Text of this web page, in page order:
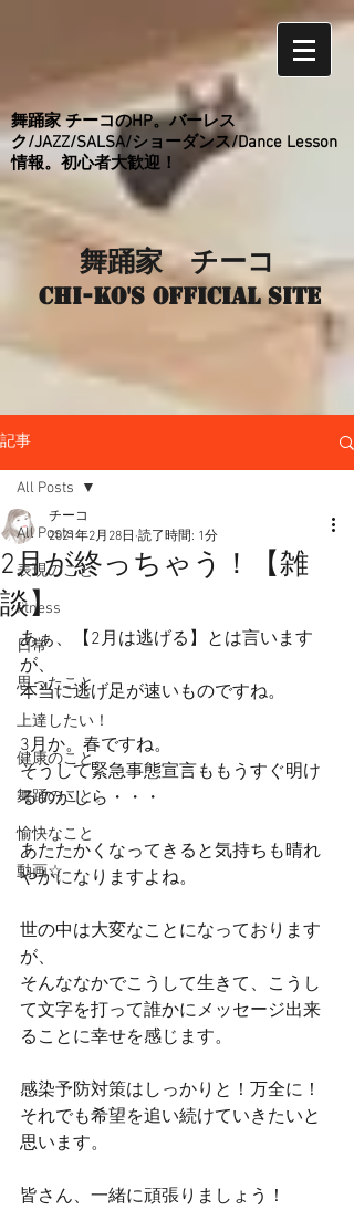
舞踊家 チーコのHP。バーレス
ク/JAZZ/SALSA/ショーダンス/Dance Lesson
情報。初心者大歓迎！
舞踊家 チーコ
Chi-ko's Official site
記事
All Posts
表現のこと
fitness
日常
思ったこと
上達したい！
健康のこと。
舞踊のこと。
愉快なこと
動画☆
All Posts
2月が終っちゃう！【雑
談】
チーコ
2021年2月28日 読了時間: 1分
あぁ、【2月は逃げる】とは言います
が、
本当に逃げ足が速いものですね。
3月か。春ですね。
そうして緊急事態宣言ももうすぐ明け
るのかしら・・・
あたたかくなってきると気持ちも晴れ
やかになりますよね。
世の中は大変なことになっております
が、
そんななかでこうして生きて、こうし
て文字を打って誰かにメッセージ出来
ることに幸せを感じます。
感染予防対策はしっかりと！万全に！
それでも希望を追い続けていきたいと
思います。
皆さん、一緒に頑張りましょう！